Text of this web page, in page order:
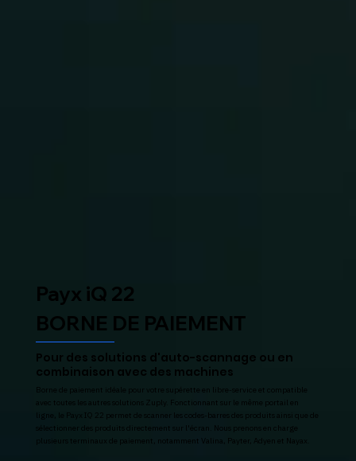
Payx iQ 22
BORNE DE PAIEMENT
Pour des solutions d'auto-scannage ou en
combinaison avec des machines
Borne de paiement idéale pour votre supérette en libre-service et compatible
avec toutes les autres solutions Zuply. Fonctionnant sur le même portail en
ligne, le Payx IQ 22 permet de scanner les codes-barres des produits ainsi que de
sélectionner des produits directement sur l'écran. Nous prenons en charge
plusieurs terminaux de paiement, notamment Valina, Payter, Adyen et Nayax.